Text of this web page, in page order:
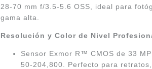
28-70 mm f/3.5-5.6 OSS, ideal para
gama alta.
Resolución y Color de Nivel
Sensor Exmor R™ CMOS de 33
50-204,800. Perfecto para